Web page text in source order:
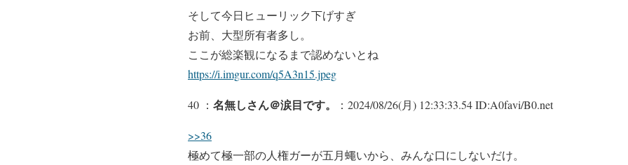
そして今日ヒューリック下げすぎ
お前、大型所有者多し。
ここが総楽観になるまで認めないとね
https://i.imgur.com/q5A3n15.jpeg
40 ： 名無しさん＠涙目です。 ：2024/08/26(月) 12:33:33.54 ID:A0favi/B0.net
>>36
極めて極一部の人権ガーが五月蠅いから、みんな口にしないだけ。